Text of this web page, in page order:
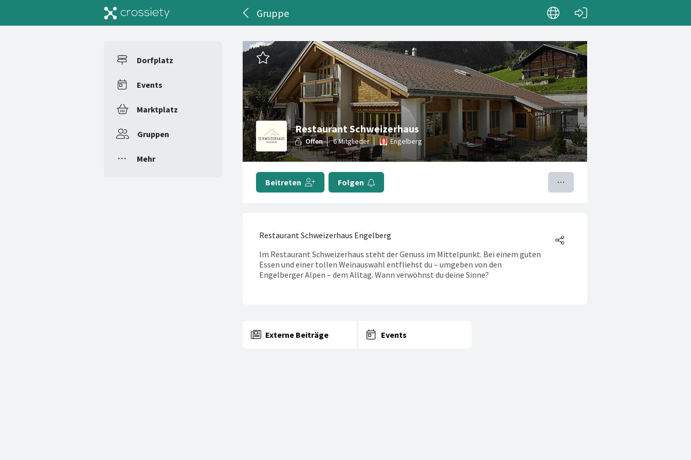
Gruppe
Dorfplatz
Events
Marktplatz
Gruppen
Mehr
Restaurant Schweizerhaus
Engelberg
Beitreten Folgen
Restaurant Schweizerhaus Engelberg
Im Restaurant Schweizerhaus steht der Genuss im Mittelpunkt. Bei einem guten
Essen und einer tollen Weinauswahl entfliehst du – umgeben von den
Engelberger Alpen – dem Alltag. Wann verwöhnst du deine Sinne?
Externe Beiträge Events